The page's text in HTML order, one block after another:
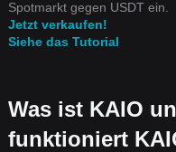
Spotmarkt gegen USDT ein.
Jetzt verkaufen!
Siehe das Tutorial
Was ist KAIO
funktioniert